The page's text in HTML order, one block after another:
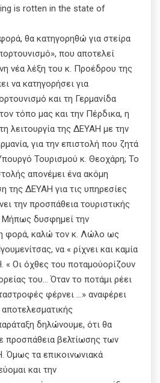
is rotten in the state of
θα κατηγορηθώ για στείρα
που αποτελεί
νέα λέξη του κ. Προέδρου της
να κατηγορήσει για
και τη Γερμανίδα
τόπο μας και την Πέρδικα, η
λειτουργία της ΔΕΥΑΗ με την
για την επιστολή που ζητά
Τουρισμού κ. Θεοχάρη; Το
απονέμει ένα ακόμη
της ΔΕΥΑΗ για τις υπηρεσίες
την προσπάθεια τουριστικής
δυσφημεί την
φορά, καλώ τον κ. Λώλο ως
να « ρίχνει και καμία
« Οι όχθες του ποταμούορίζουν
του… Όταν το ποτάμι ρέει
φέρνει …» αναφέρει
δηλώνουμε, ότι θα
προσπάθεια βελτίωσης των
Όμως τα επικοινωνιακά
και την